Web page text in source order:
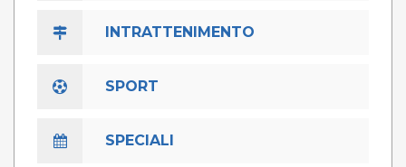
INTRATTENIMENTO
SPORT
SPECIALI